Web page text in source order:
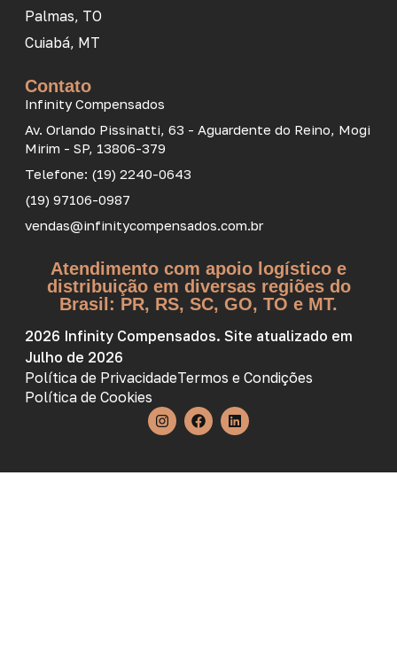
Palmas, TO
Cuiabá, MT
Contato
Infinity Compensados
Av. Orlando Pissinatti, 63 - Aguardente do Reino, Mogi
Mirim - SP, 13806-379
Telefone: (19) 2240-0643
(19) 97106-0987
vendas@infinitycompensados.com.br
Atendimento com apoio logístico e
distribuição em diversas regiões do
Brasil: PR, RS, SC, GO, TO e MT.
2026 Infinity Compensados. Site atualizado em
Julho de 2026
Política de PrivacidadeTermos e Condições
Política de Cookies